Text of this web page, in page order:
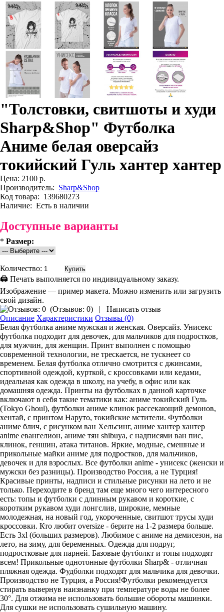
"Толстовки, свитшоты и худи
Sharp&Shop" Футболка
Аниме белая оверсайз
токийский Гуль хантер хантер
Цена: 2100 р.
Производитель: Sharp&Shop
Код товара: 139680273
Наличие: Есть в наличии
Доступные варианты
* Размер:
Количество:
🖨 Печать выполняется по индивидуальному заказу.
Изображение — пример макета. Можно изменить или загрузить
свой дизайн.
(Отзывов: 0) |
Написать отзыв
Описание Характеристики Отзывы (0)
Белая футболка аниме мужская и женская. Оверсайз. Унисекс
футболка подходит для девочек, для мальчиков для подростков,
для мужчин, для женщин. Принт выполнен с помощью
современной технологии, не трескается, не тускнеет со
временем. Белая футболка отлично смотрится с джинсами,
спортивной одеждой, курткой, с кроссовками или кедами,
идеальная как одежда в школу, на учебу, в офис или как
домашняя одежда. Принты на футболках в данной карточке
включают в себя такие тематики как: аниме токийский Гуль
(Tokyo Ghoul), футболки аниме клинок рассекающий демонов,
хентай, с принтом Наруто, токийские мстители. Футболки
аниме блич, с рисунком ван Хельсинг, аниме хантер хантер
anime евангелион, аниме тян shibuya, с надписями ван пис,
клинок, геншин, атака титанов. Яркие, модные, смешные и
прикольные майки аниме для подростков, для мальчиков,
девочек и для взрослых. Все футболки anime - унисекс (женски и
мужски без разницы). Производство Россия, а не Турция!
Красивые принты, надписи и стильные рисунки на лето и не
только. Переходите в бренд там еще много чего интересного
есть: топы и футболки с длинным рукавом и короткие, с
коротким рукавом худи лонгслив, широкие, мемные
молодежная, на новый год, укороченные, свитшот трусы худи
кроссовки. Кто любит oversize - берите на 1-2 размера больше.
Есть 3xl (больших размеров). Любимое с аниме на демисезон, на
лето, на зиму, для беременных. Одежда для подруг,
подростковые для парней. Базовые футболкт и топы подходят
всем! Прикольные однотонные футболки Sharp& - отличная
пляжная одежда. Фудболки подходят для мальчика для девочки.
Производство не Турция, а Россия!Футболки рекомендуется
стирать вывернув наизнанку при температуре воды не более
30°. Для отжима не использовать большие обороты машинки.
Для сушки не использовать сушильную машину.